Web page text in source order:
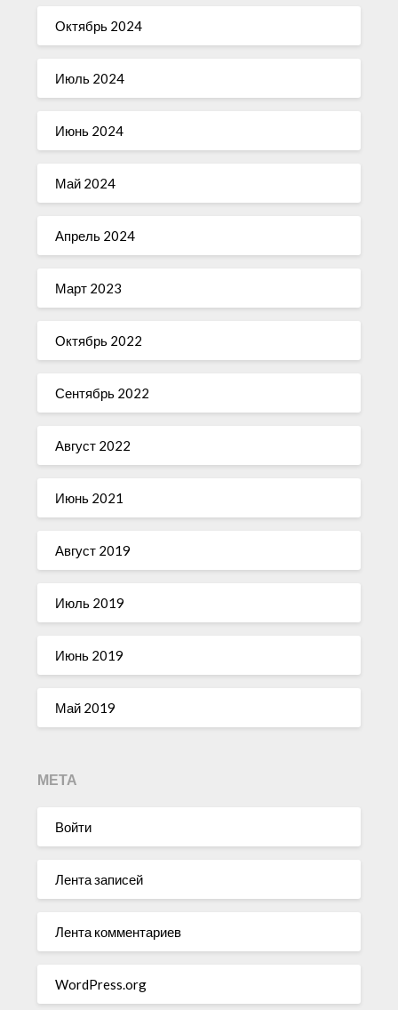
Октябрь 2024
Июль 2024
Июнь 2024
Май 2024
Апрель 2024
Март 2023
Октябрь 2022
Сентябрь 2022
Август 2022
Июнь 2021
Август 2019
Июль 2019
Июнь 2019
Май 2019
МЕТА
Войти
Лента записей
Лента комментариев
WordPress.org